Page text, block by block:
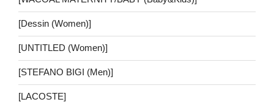
[Dessin (Women)]
[UNTITLED (Women)]
[STEFANO BIGI (Men)]
[LACOSTE]